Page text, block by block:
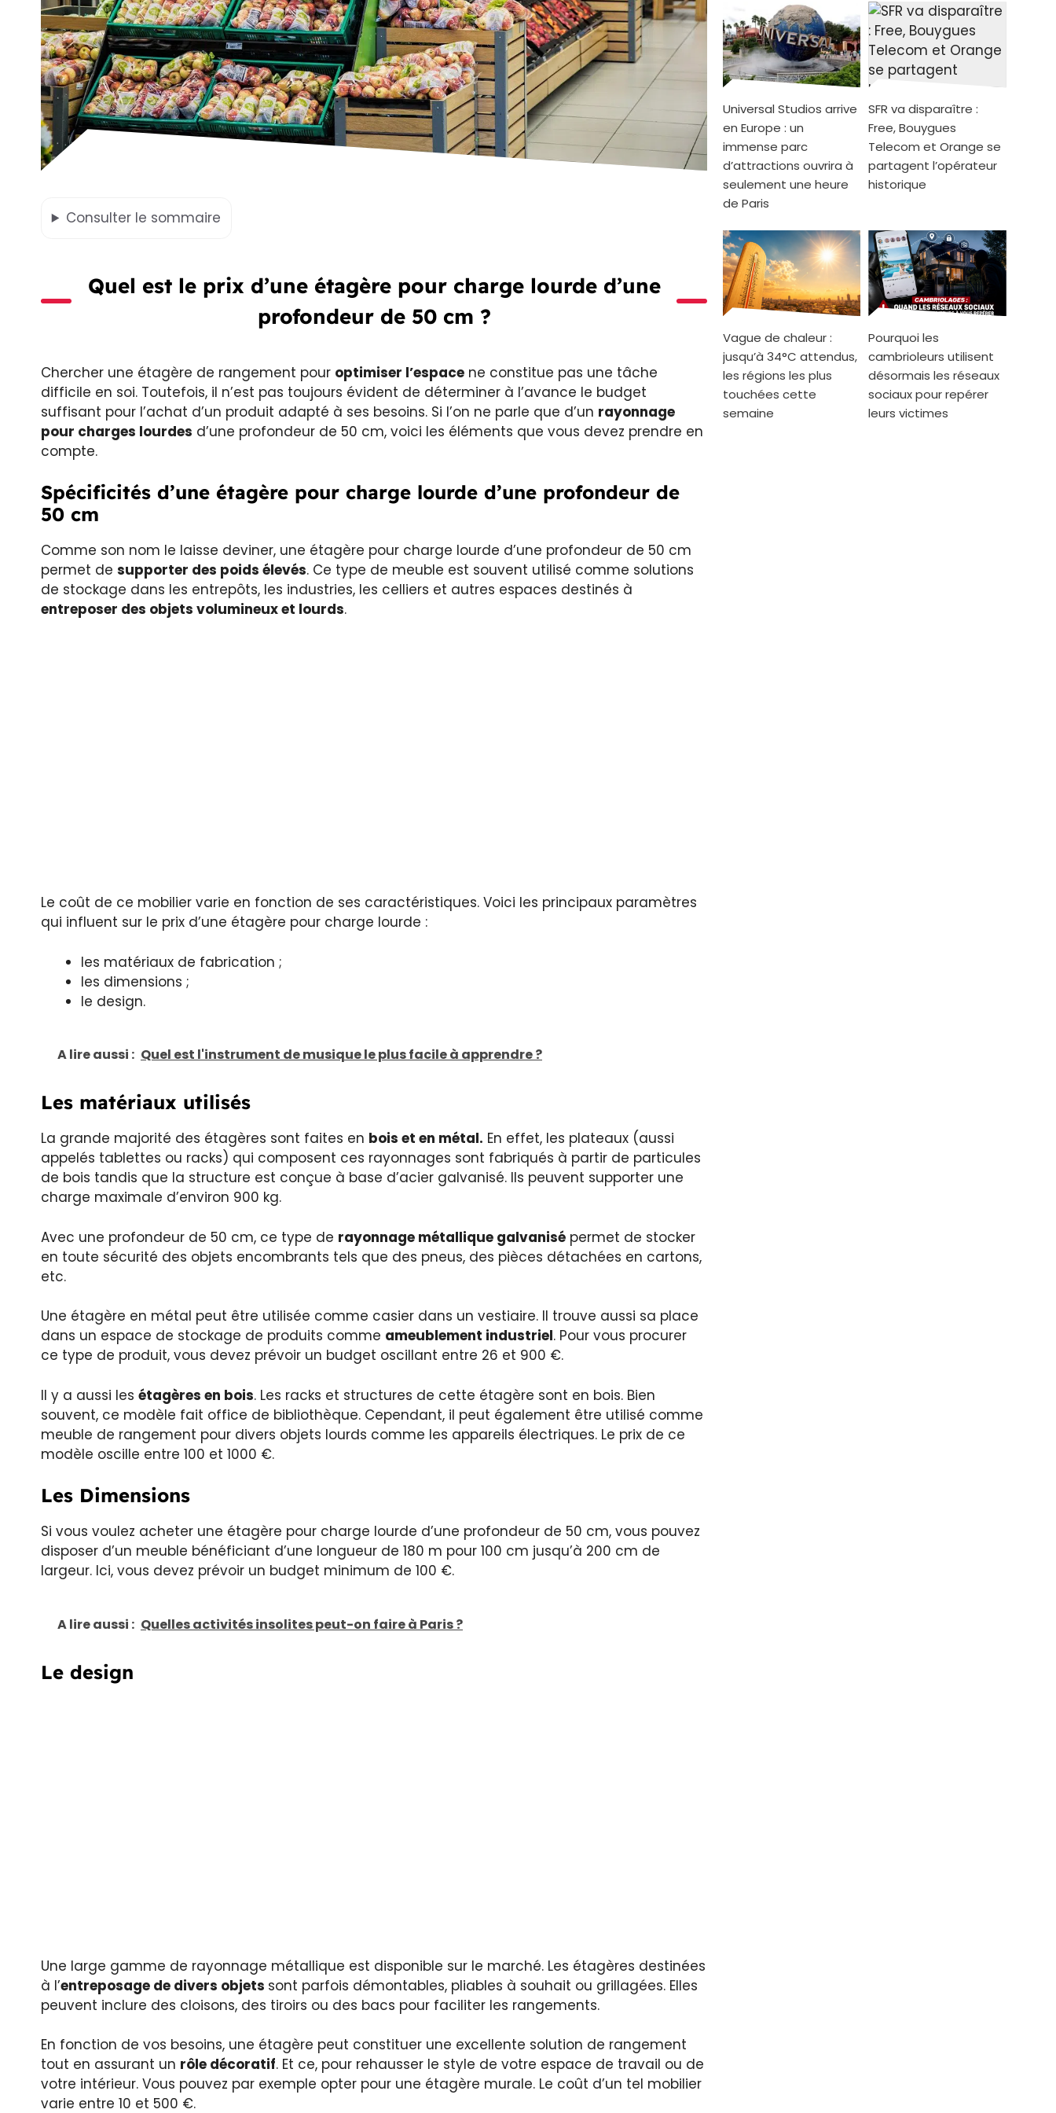
Consulter le sommaire
Quel est le prix d’une étagère pour charge lourde d’une
profondeur de 50 cm ?
Chercher une étagère de rangement pour optimiser l’espace ne constitue pas une tâche
difficile en soi. Toutefois, il n’est pas toujours évident de déterminer à l’avance le budget
suffisant pour l’achat d’un produit adapté à ses besoins. Si l’on ne parle que d’un rayonnage
pour charges lourdes d’une profondeur de 50 cm, voici les éléments que vous devez prendre en
compte.
Spécificités d’une étagère pour charge lourde d’une profondeur de
50 cm
Comme son nom le laisse deviner, une étagère pour charge lourde d’une profondeur de 50 cm
permet de supporter des poids élevés. Ce type de meuble est souvent utilisé comme solutions
de stockage dans les entrepôts, les industries, les celliers et autres espaces destinés à
entreposer des objets volumineux et lourds.
Le coût de ce mobilier varie en fonction de ses caractéristiques. Voici les principaux paramètres
qui influent sur le prix d’une étagère pour charge lourde :
les matériaux de fabrication ;
les dimensions ;
le design.
A lire aussi : Quel est l'instrument de musique le plus facile à apprendre ?
Les matériaux utilisés
La grande majorité des étagères sont faites en bois et en métal. En effet, les plateaux (aussi
appelés tablettes ou racks) qui composent ces rayonnages sont fabriqués à partir de particules
de bois tandis que la structure est conçue à base d’acier galvanisé. Ils peuvent supporter une
charge maximale d’environ 900 kg.
Avec une profondeur de 50 cm, ce type de rayonnage métallique galvanisé permet de stocker
en toute sécurité des objets encombrants tels que des pneus, des pièces détachées en cartons,
etc.
Une étagère en métal peut être utilisée comme casier dans un vestiaire. Il trouve aussi sa place
dans un espace de stockage de produits comme ameublement industriel. Pour vous procurer
ce type de produit, vous devez prévoir un budget oscillant entre 26 et 900 €.
Il y a aussi les étagères en bois. Les racks et structures de cette étagère sont en bois. Bien
souvent, ce modèle fait office de bibliothèque. Cependant, il peut également être utilisé comme
meuble de rangement pour divers objets lourds comme les appareils électriques. Le prix de ce
modèle oscille entre 100 et 1000 €.
Les Dimensions
Si vous voulez acheter une étagère pour charge lourde d’une profondeur de 50 cm, vous pouvez
disposer d’un meuble bénéficiant d’une longueur de 180 m pour 100 cm jusqu’à 200 cm de
largeur. Ici, vous devez prévoir un budget minimum de 100 €.
A lire aussi : Quelles activités insolites peut-on faire à Paris ?
Le design
Une large gamme de rayonnage métallique est disponible sur le marché. Les étagères destinées
à l’entreposage de divers objets sont parfois démontables, pliables à souhait ou grillagées. Elles
peuvent inclure des cloisons, des tiroirs ou des bacs pour faciliter les rangements.
En fonction de vos besoins, une étagère peut constituer une excellente solution de rangement
tout en assurant un rôle décoratif. Et ce, pour rehausser le style de votre espace de travail ou de
votre intérieur. Vous pouvez par exemple opter pour une étagère murale. Le coût d’un tel mobilier
varie entre 10 et 500 €.
Universal Studios arrive
en Europe : un
immense parc
d’attractions ouvrira à
seulement une heure
de Paris
SFR va disparaître :
Free, Bouygues
Telecom et Orange se
partagent l’opérateur
historique
Vague de chaleur :
jusqu’à 34°C attendus,
les régions les plus
touchées cette
semaine
Pourquoi les
cambrioleurs utilisent
désormais les réseaux
sociaux pour repérer
leurs victimes